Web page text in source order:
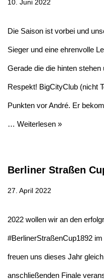
10. Juni 2022
Die Saison ist vorbei und
Sieger und eine ehrenvolle
Gerade die die hinten
Respekt! BigCityClub (nicht
Punkten vor André. Er
… Weiterlesen »
Berliner Straßen
27. April 2022
2022 wollen wir an den
#BerlinerStraßenCup1892
freuen uns dieses Jahr
anschließenden Finale